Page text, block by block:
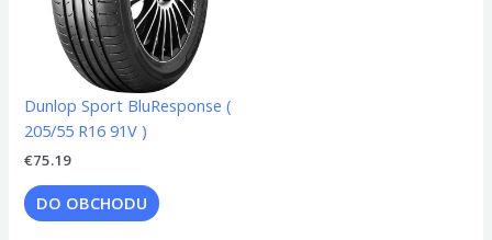
Dunlop Sport BluResponse (
205/55 R16 91V )
€75.19
DO OBCHODU